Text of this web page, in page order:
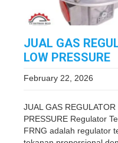
JUAL GAS
LOW PRESSURE
February 22, 2026
JUAL GAS
PRESSURE Regulator
FRNG adalah regulator